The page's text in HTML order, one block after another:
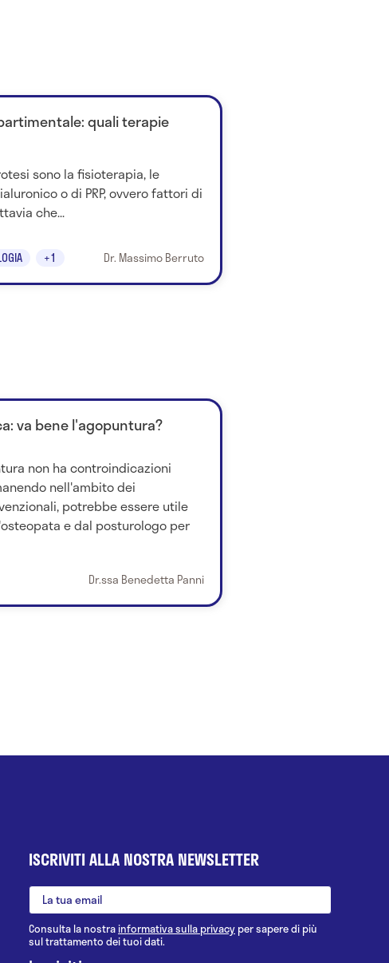
quali terapie
sono la fisioterapia, le
o di PRP, ovvero fattori di
che...
+1 Dr. Massimo Berruto
va bene l'agopuntura?
non ha controindicazioni
nell'ambito dei
potrebbe essere utile
e dal posturologo per
Dr.ssa Benedetta Panni
ISCRIVITI ALLA NOSTRA NEWSLETTER
Consulta la nostrainformativa sulla privacy per sapere di più
sul trattamento dei tuoi dati.